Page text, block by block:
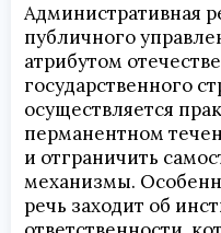
Административная
публичного
атрибутом
государственного
осуществляется
перманентном
и отграничить
механизмы.
речь заходит об